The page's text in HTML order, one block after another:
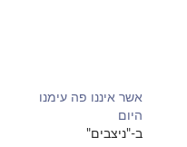
אשר איננו פה עימנו
היום
ב-"ניצבים"